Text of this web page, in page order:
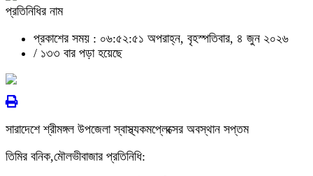
প্রতিনিধির নাম
প্রকাশের সময় : ০৬:৫২:৫১ অপরাহ্ন, বৃহস্পতিবার, ৪ জুন ২০২৬
/ ১৩৩ বার পড়া হয়েছে
সারাদেশে শ্রীমঙ্গল উপজেলা স্বাস্থ্যকমপ্লেক্সের অবস্থান সপ্তম
তিমির বনিক,মৌলভীবাজার প্রতিনিধি: